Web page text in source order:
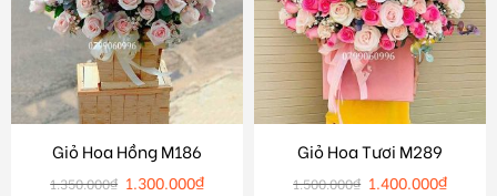
Giỏ Hoa Hồng M186
1.350.000₫ 1.300.000₫
Giỏ Hoa Tươi M289
1.500.000₫ 1.400.000₫